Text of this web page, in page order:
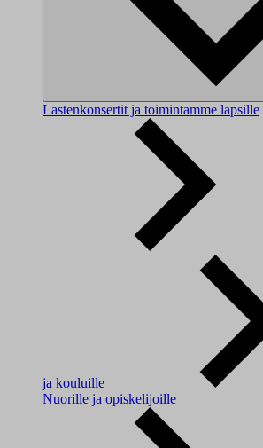
Lastenkonsertit ja toimintamme lapsille
ja kouluille
Nuorille ja opiskelijoille